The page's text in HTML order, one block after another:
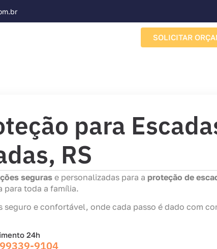
SOLICITAR
para
RS
seguras e personalizadas para a proteção de
para toda a família.
seguro e confortável, onde cada passo é dado com
24h
9104